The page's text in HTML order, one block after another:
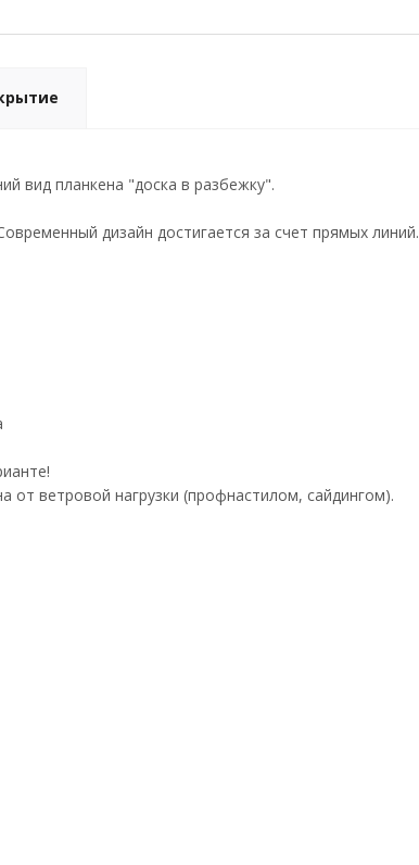
вид планкена "доска в разбежку".
дизайн достигается за счет прямых линий.
ветровой нагрузки (профнастилом, сайдингом).